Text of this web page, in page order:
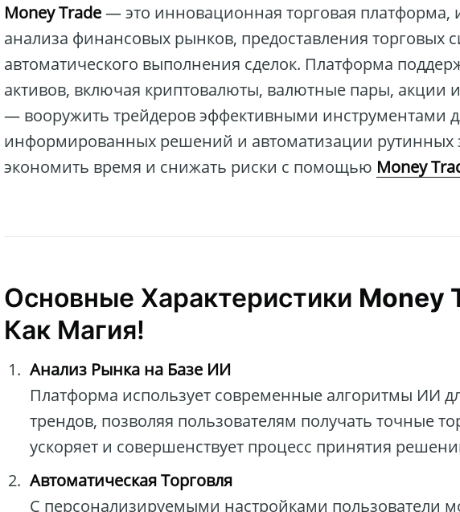
Money Trade— это инновационная торговая
анализа финансовых рынков, предоставления торговых
автоматического выполнения сделок. Платформа
активов, включая криптовалюты, валютные пары, акции
— вооружить трейдеров эффективными инструментами
информированных решений и автоматизации рутинных
экономить время и снижать риски с помощью Money
Основные Характеристики Money
Как Магия!
Анализ Рынка на Базе ИИ
Платформа использует современные алгоритмы ИИ
трендов, позволяя пользователям получать точные
ускоряет и совершенствует процесс принятия
Автоматическая Торговля
С персонализируемыми настройками пользователи